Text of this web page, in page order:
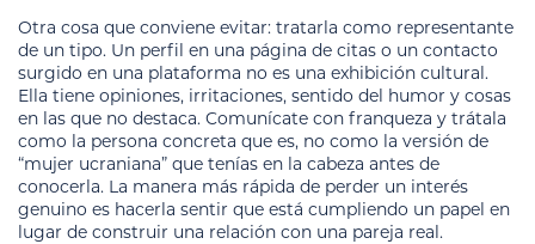
Otra cosa que conviene evitar: tratarla como representante
de un tipo. Un perfil en una página de citas o un contacto
surgido en una plataforma no es una exhibición cultural.
Ella tiene opiniones, irritaciones, sentido del humor y cosas
en las que no destaca. Comunícate con franqueza y trátala
como la persona concreta que es, no como la versión de
“mujer ucraniana” que tenías en la cabeza antes de
conocerla. La manera más rápida de perder un interés
genuino es hacerla sentir que está cumpliendo un papel en
lugar de construir una relación con una pareja real.